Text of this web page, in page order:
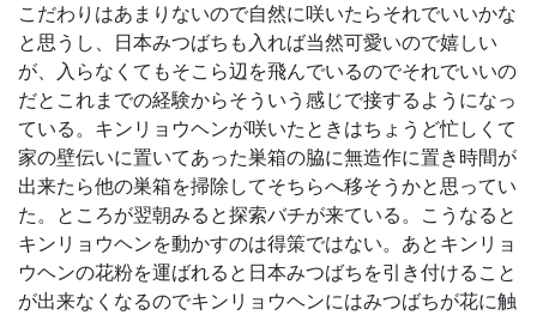
こだわりはあまりないので自然に咲いたらそれでいいかな
と思うし、日本みつばちも入れば当然可愛いので嬉しい
が、入らなくてもそこら辺を飛んでいるのでそれでいいの
だとこれまでの経験からそういう感じで接するようになっ
ている。キンリョウヘンが咲いたときはちょうど忙しくて
家の壁伝いに置いてあった巣箱の脇に無造作に置き時間が
出来たら他の巣箱を掃除してそちらへ移そうかと思ってい
た。ところが翌朝みると探索バチが来ている。こうなると
キンリョウヘンを動かすのは得策ではない。あとキンリョ
ウヘンの花粉を運ばれると日本みつばちを引き付けること
が出来なくなるのでキンリョウヘンにはみつばちが花に触